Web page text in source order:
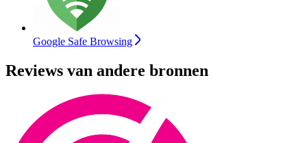
Google Safe Browsing
Reviews van andere bronnen